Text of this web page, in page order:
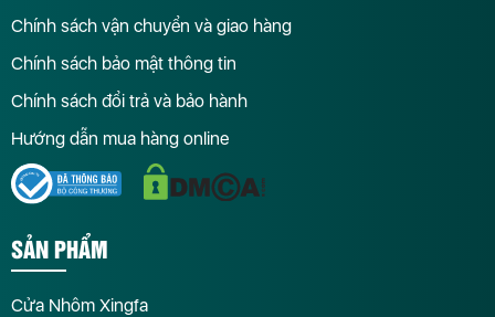
Chính sách vận chuyển và giao hàng
Chính sách bảo mật thông tin
Chính sách đổi trả và bảo hành
Hướng dẫn mua hàng online
SẢN PHẨM
Cửa Nhôm Xingfa